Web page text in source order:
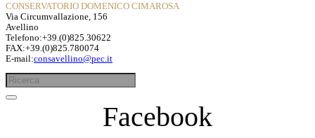
CONSERVATORIO DOMENICO CIMAROSA
Via Circumvallazione, 156
Avellino
Telefono:+39.(0)825.30622
FAX:+39.(0)825.780074
E-mail:consavellino@pec.it
Facebook